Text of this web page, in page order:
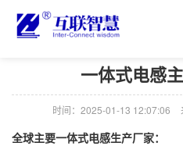
一体式电感
时间：2025-01-13 12:07:06
全球主要一体式电感生产厂家：